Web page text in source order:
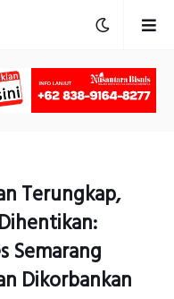
Terungkap,
Semarang
Dikorbankan